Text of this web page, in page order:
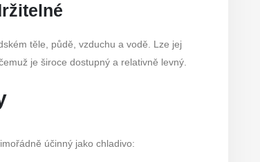
těle, půdě, vzduchu a vodě. Lze jej
je široce dostupný a relativně levný.
účinný jako chladivo: